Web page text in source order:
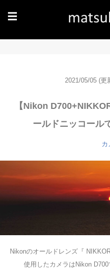
☰
2021/05/05 (更
【Nikon
ールドニッコール
カ
Nikonのオールドレンズ『
使用したカメラはNikon